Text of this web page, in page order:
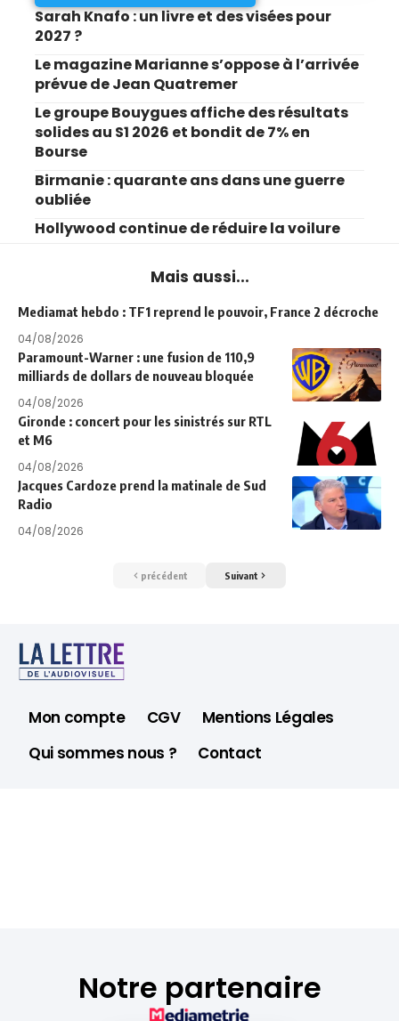
Sarah Knafo : un livre et des visées pour
2027 ?
Le magazine Marianne s’oppose à l’arrivée
prévue de Jean Quatremer
Le groupe Bouygues affiche des résultats
solides au S1 2026 et bondit de 7% en
Bourse
Birmanie : quarante ans dans une guerre
oubliée
Hollywood continue de réduire la voilure
Mais aussi...
Mediamat hebdo : TF1 reprend le pouvoir, France 2 décroche
04/08/2026
Paramount-Warner : une fusion de 110,9
milliards de dollars de nouveau bloquée
04/08/2026
Gironde : concert pour les sinistrés sur RTL
et M6
04/08/2026
Jacques Cardoze prend la matinale de Sud
Radio
04/08/2026
précédent Suivant
Mon compte CGV
Mentions Légales
Qui sommes nous ?
Contact
Notre partenaire